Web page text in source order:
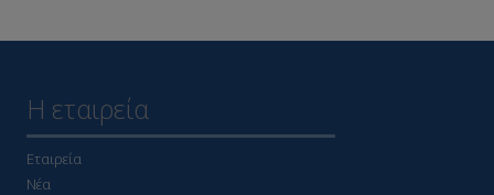
Η εταιρεία
Εταιρεία
Νέα